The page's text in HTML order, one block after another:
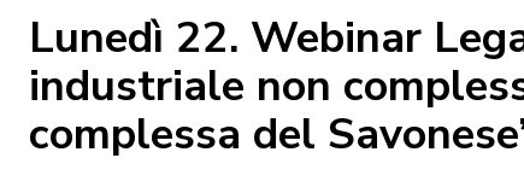
Lunedì 22. Webinar
industriale non
complessa del